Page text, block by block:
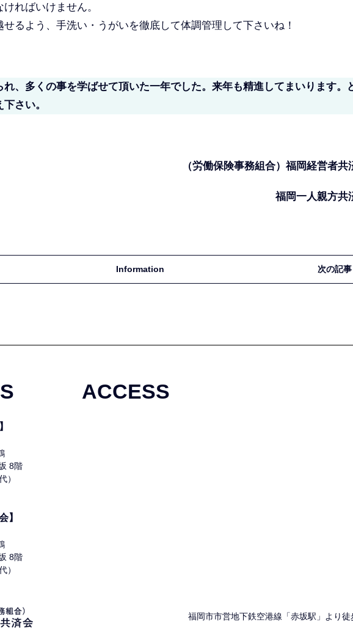
ればいけません。
るよう、手洗い・うがいを徹底して体調管理して下さいね！
れ、多くの事を学ばせて頂いた一年でした。来年も精進してまいります。
さい。
（労働保険事務組合）福岡経営者共
福岡一人親方共
Information 次の記
8階
）
】
8階
）
ACCESS
福岡市市営地下鉄空港線「赤坂駅」より